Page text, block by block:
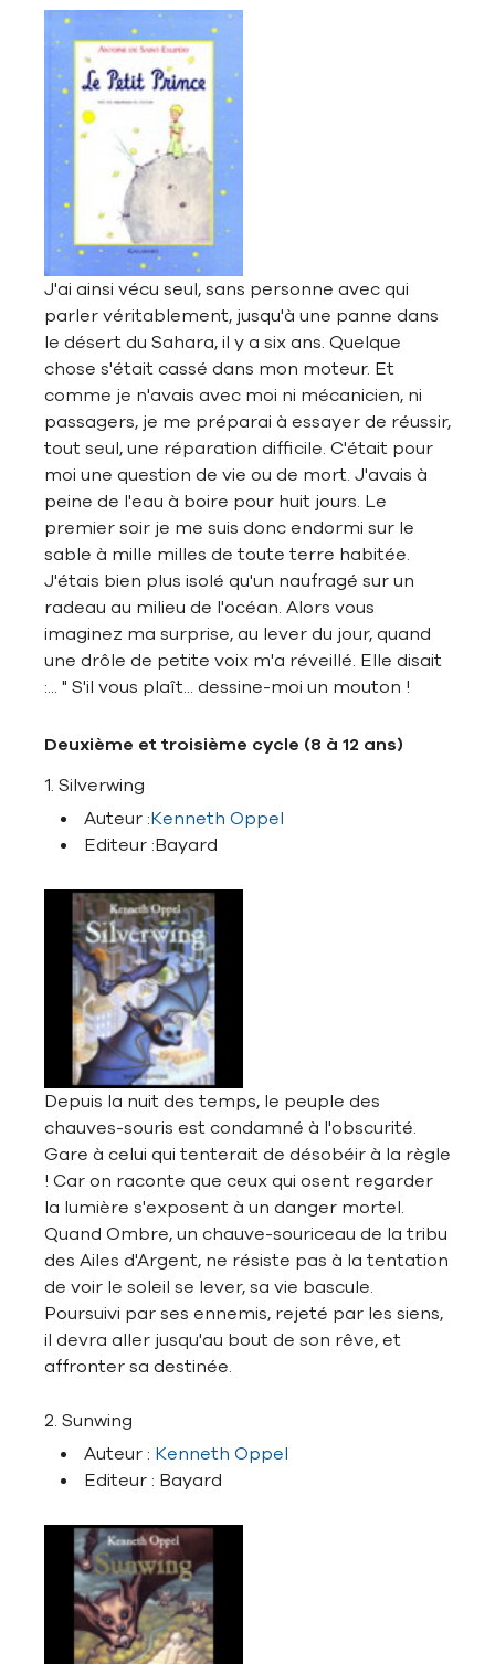
J'ai ainsi vécu seul, sans personne avec qui
parler véritablement, jusqu'à une panne dans
le désert du Sahara, il y a six ans. Quelque
chose s'était cassé dans mon moteur. Et
comme je n'avais avec moi ni mécanicien, ni
passagers, je me préparai à essayer de réussir,
tout seul, une réparation difficile. C'était pour
moi une question de vie ou de mort. J'avais à
peine de l'eau à boire pour huit jours. Le
premier soir je me suis donc endormi sur le
sable à mille milles de toute terre habitée.
J'étais bien plus isolé qu'un naufragé sur un
radeau au milieu de l'océan. Alors vous
imaginez ma surprise, au lever du jour, quand
une drôle de petite voix m'a réveillé. Elle disait
:... " S'il vous plaît... dessine-moi un mouton !
Deuxième et troisième cycle (8 à 12 ans)
1. Silverwing
Auteur :Kenneth Oppel
Editeur :Bayard
Depuis la nuit des temps, le peuple des
chauves-souris est condamné à l'obscurité.
Gare à celui qui tenterait de désobéir à la règle
! Car on raconte que ceux qui osent regarder
la lumière s'exposent à un danger mortel.
Quand Ombre, un chauve-souriceau de la tribu
des Ailes d'Argent, ne résiste pas à la tentation
de voir le soleil se lever, sa vie bascule.
Poursuivi par ses ennemis, rejeté par les siens,
il devra aller jusqu'au bout de son rêve, et
affronter sa destinée.
2. Sunwing
Auteur : Kenneth Oppel
Editeur : Bayard